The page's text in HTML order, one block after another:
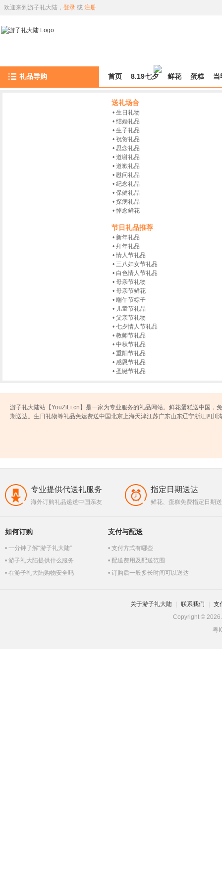
欢迎来到游子礼大陆， 登录 或 注册
礼品导购 首页 8.19七夕 鲜花 蛋糕 当
送礼场合
生日礼物
结婚礼品
生子礼品
祝贺礼品
思念礼品
道谢礼品
道歉礼品
慰问礼品
纪念礼品
保健礼品
探病礼品
悼念鲜花
节日礼品推荐
新年礼品
拜年礼品
情人节礼品
三八妇女节礼品
白色情人节礼品
母亲节礼物
母亲节鲜花
端午节粽子
儿童节礼品
父亲节礼物
七夕情人节礼品
教师节礼品
中秋节礼品
重阳节礼品
感恩节礼品
圣诞节礼品
游子礼大陆站【YouZiLi.cn】是一家为专业服务的礼品网站。鲜花蛋糕送中国，
期送达。生日礼物等礼品免运费送中国北京上海天津江苏广东山东辽宁浙江四川
专业提供代送礼服务
海外订购礼品递送中国亲友
指定日期送达
鲜花、蛋糕免费指定日期
如何订购
一分钟了解“游子礼大陆”
游子礼大陆提供什么服务
在游子礼大陆购物安全吗
支付与配送
支付方式有哪些
配送费用及配送范围
订购后一般多长时间可以送达
关于游子礼大陆 联系我们
支
Copyright © 2026
粤